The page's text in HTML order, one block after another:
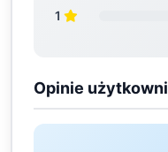
1
Opinie